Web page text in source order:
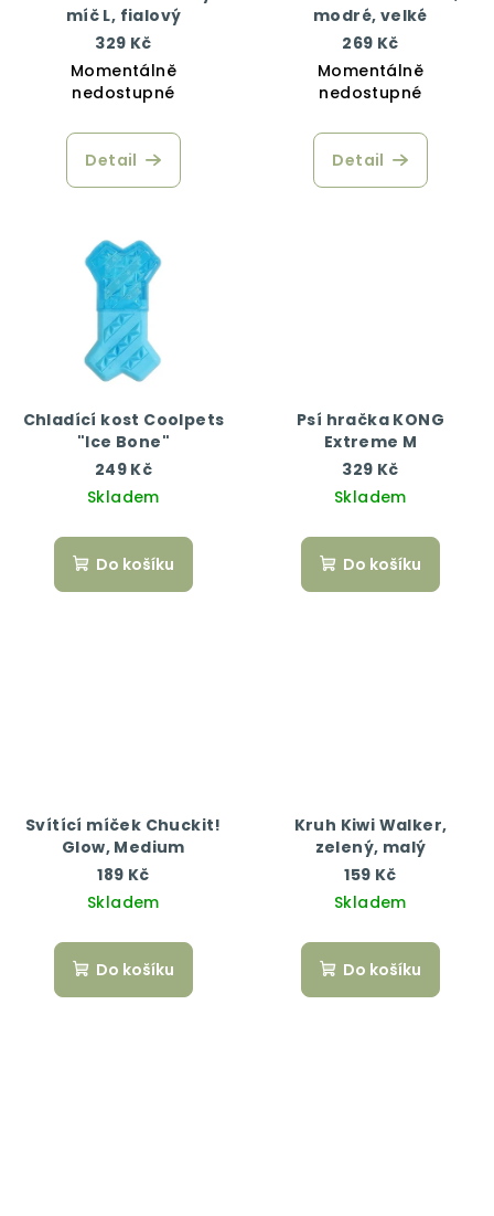
míč L, fialový
329 Kč
Momentálně
nedostupné
Detail
modré, velké
269 Kč
Momentálně
nedostupné
Detail
Chladící kost Coolpets
"Ice Bone"
249 Kč
Skladem
Do košíku
Psí hračka KONG
Extreme M
329 Kč
Skladem
Do košíku
Svítící míček Chuckit!
Glow, Medium
189 Kč
Skladem
Do košíku
Kruh Kiwi Walker,
zelený, malý
159 Kč
Skladem
Do košíku